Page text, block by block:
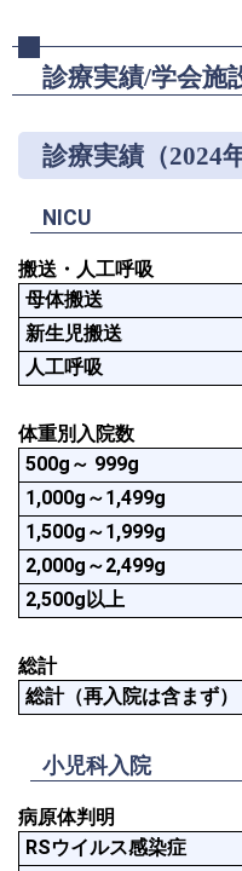
診療実績/学会施
診療実績（2024年
NICU
搬送・人工呼吸
母体搬送
新生児搬送
人工呼吸
体重別入院数
500g～ 999g
1,000g～1,499g
1,500g～1,999g
2,000g～2,499g
2,500g以上
総計
総計（再入院は含まず）
小児科入院
病原体判明
RSウイルス感染症